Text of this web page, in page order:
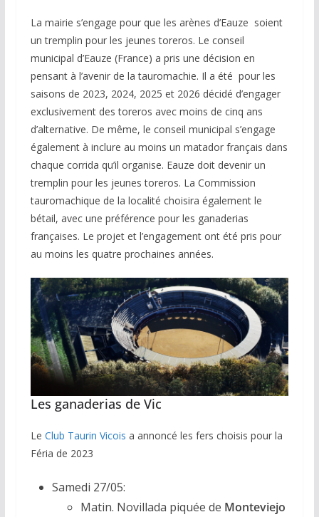
La mairie s’engage pour que les arènes d’Eauze soient
un tremplin pour les jeunes toreros. Le conseil
municipal d’Eauze (France) a pris une décision en
pensant à l’avenir de la tauromachie. Il a été pour les
saisons de 2023, 2024, 2025 et 2026 décidé d’engager
exclusivement des toreros avec moins de cinq ans
d’alternative. De même, le conseil municipal s’engage
également à inclure au moins un matador français dans
chaque corrida qu’il organise. Eauze doit devenir un
tremplin pour les jeunes toreros. La Commission
tauromachique de la localité choisira également le
bétail, avec une préférence pour les ganaderias
françaises. Le projet et l’engagement ont été pris pour
au moins les quatre prochaines années.
Les ganaderias de Vic
Le Club Taurin Vicois a annoncé les fers choisis pour la
Féria de 2023
Samedi 27/05:
Matin. Novillada piquée de Monteviejo